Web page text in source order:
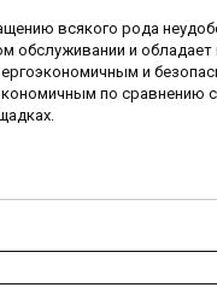
всякого рода
обслуживании и
и
по сравнению